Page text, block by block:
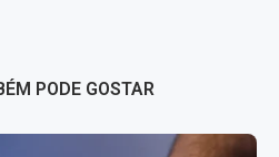
PODE GOSTAR